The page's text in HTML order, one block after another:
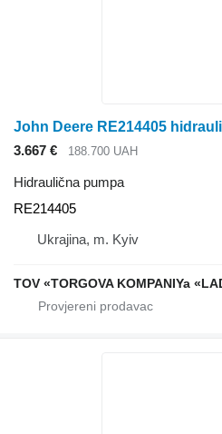
3.667 € 188.700 UAH
Hidraulična pumpa
RE214405
Ukrajina, m. Kyiv
TOV «TORGOVA KOMPANIYa